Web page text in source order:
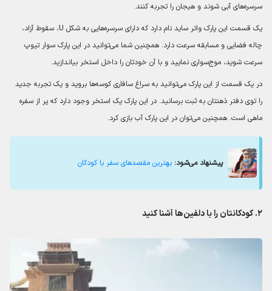
سرسره‌های آبی شوند و هیجان را تجربه کنند.
یک قسمت این پارک واتر ساید نام دارد که دارای سرسره‌هایی به شکل U، سقوط آزاد،
چاله فضایی و مسابقه‌ سرعت دارد. همچنین شما می‌توانید در این پارک سوار تیوپ
سرعت شوید، موج‌سواری نمایید و با آن خودتان را داخل استخر بیاندازید.
در یک قسمت از این پارک می‌توانید به سراغ سافاری کوسه‌ها بروید و یک تجربه جدید
را توی دفتر ذهنتان به ثبت برسانید. در این پارک یک استخر وجود دارد که پر از سفره
ماهی است. همچنین می‌توان در این پارک آب بازی کرد.
پیشنهاد می‌شود: بهترین مقصدهای سفر با کودکان
۲. کودکانتان را با دلفین‌ها آشنا کنید